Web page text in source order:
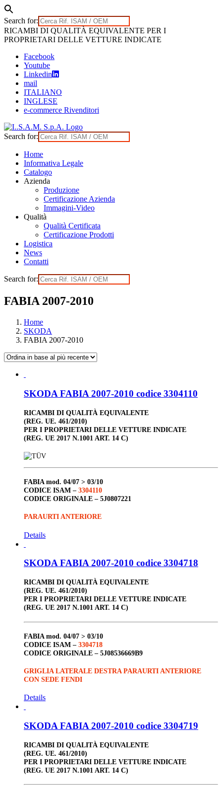
Search for:
Skip
to
RICAMBI DI QUALITÀ EQUIVALENTE PER I
PROPRIETARI DELLE VETTURE INDICATE
Facebook
Youtube
Linkedin
mail
ITALIANO
INGLESE
e-commerce Rivenditori
Search for:
Home
Informativa Legale
Catalogo
Azienda
Produzione
Certificazione Azienda
Immagini-Video
Qualità
Qualità Certificata
Certificazione Prodotti
Logistica
News
Contatti
Search for:
FABIA 2007-2010
Home
SKODA
FABIA 2007-2010
SKODA FABIA 2007-2010 codice 3304110
RICAMBI DI QUALITÀ EQUIVALENTE
(REG. UE. 461/2010)
PER I PROPRIETARI DELLE VETTURE INDICATE
(REG. UE 2017 N.1001 ART. 14 C)
FABIAmod. 04/07 > 03/10
CODICE ISAM – 3304110
CODICE ORIGINALE – 5J0807221
PARAURTI ANTERIORE
Details
SKODA FABIA 2007-2010 codice 3304718
RICAMBI DI QUALITÀ EQUIVALENTE
(REG. UE. 461/2010)
PER I PROPRIETARI DELLE VETTURE INDICATE
(REG. UE 2017 N.1001 ART. 14 C)
FABIA mod. 04/07 > 03/10
CODICE ISAM – 3304718
CODICE ORIGINALE – 5J08536669B9
GRIGLIA LATERALE DESTRA PARAURTI ANTERIORE
CON SEDE FENDI
Details
SKODA FABIA 2007-2010 codice 3304719
RICAMBI DI QUALITÀ EQUIVALENTE
(REG. UE. 461/2010)
PER I PROPRIETARI DELLE VETTURE INDICATE
(REG. UE 2017 N.1001 ART. 14 C)